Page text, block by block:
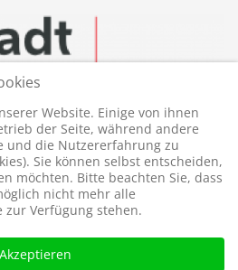
Website. Einige von ihnen
der Seite, während andere
und die Nutzererfahrung zu
Sie können selbst entscheiden,
möchten. Bitte beachten Sie, dass
nicht mehr alle
zur Verfügung stehen.
Akzeptieren